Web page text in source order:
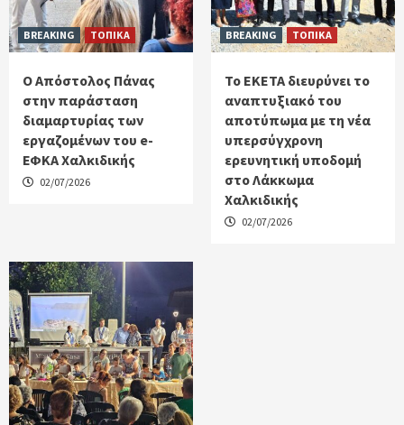
BREAKING ΤΟΠΙΚΑ
Ο Απόστολος Πάνας
στην παράσταση
διαμαρτυρίας των
εργαζομένων του e-
ΕΦΚΑ Χαλκιδικής
02/07/2026
BREAKING ΤΟΠΙΚΑ
Το ΕΚΕΤΑ διευρύνει το
αναπτυξιακό του
αποτύπωμα με τη νέα
υπερσύγχρονη
ερευνητική υποδομή
στο Λάκκωμα
Χαλκιδικής
02/07/2026